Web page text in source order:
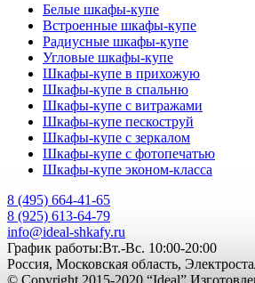
Белые шкафы-купе
Встроенные шкафы-купе
Радиусные шкафы-купе
Угловые шкафы-купе
Шкафы-купе в прихожую
Шкафы-купе в спальню
Шкафы-купе с витражами
Шкафы-купе пескоструй
Шкафы-купе с зеркалом
Шкафы-купе с фотопечатью
Шкафы-купе эконом-класса
8 (495) 664-41-65
8 (925) 613-64-79
info@ideal-shkafy.ru
График работы:Вт.-Вс. 10:00-20:00
Россия, Московская область,
© Copyright 2015-2020 “Ideal”